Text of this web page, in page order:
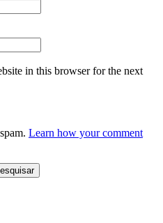
in this browser for the next
Learn how your comment